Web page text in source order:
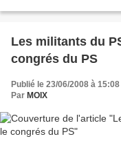
Les militants du
congrés du PS
Publié le 23/06/2008 à 15:08
Par MOIX